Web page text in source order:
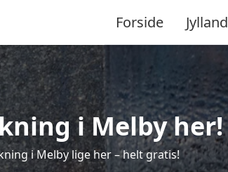
Forside Jylland
i Melby her!
i Melby lige her – helt gratis!